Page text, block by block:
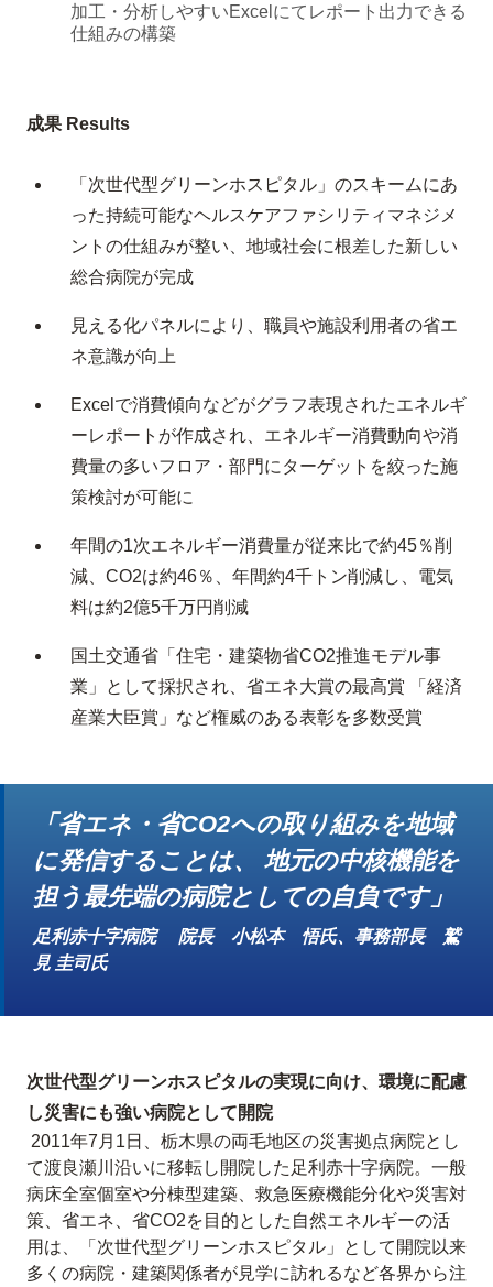
加工・分析しやすいExcelにてレポート出力できる
仕組みの構築
成果 Results
「次世代型グリーンホスピタル」のスキームにあ
った持続可能なヘルスケアファシリティマネジメ
ントの仕組みが整い、地域社会に根差した新しい
総合病院が完成
見える化パネルにより、職員や施設利用者の省エ
ネ意識が向上
Excelで消費傾向などがグラフ表現されたエネルギ
ーレポートが作成され、エネルギー消費動向や消
費量の多いフロア・部門にターゲットを絞った施
策検討が可能に
年間の1次エネルギー消費量が従来比で約45％削
減、CO2は約46％、年間約4千トン削減し、電気
料は約2億5千万円削減
国土交通省「住宅・建築物省CO2推進モデル事
業」として採択され、省エネ大賞の最高賞 「経済
産業大臣賞」など権威のある表彰を多数受賞
「省エネ・省CO2への取り組みを地域
に発信することは、 地元の中核機能を
担う最先端の病院としての自負です」
足利赤十字病院 院長 小松本 悟氏、事務部長 鷲
見 圭司氏
次世代型グリーンホスピタルの実現に向け、環境に配慮
し災害にも強い病院として開院
2011年7月1日、栃木県の両毛地区の災害拠点病院とし
て渡良瀬川沿いに移転し開院した足利赤十字病院。一般
病床全室個室や分棟型建築、救急医療機能分化や災害対
策、省エネ、省CO2を目的とした自然エネルギーの活
用は、「次世代型グリーンホスピタル」として開院以来
多くの病院・建築関係者が見学に訪れるなど各界から注